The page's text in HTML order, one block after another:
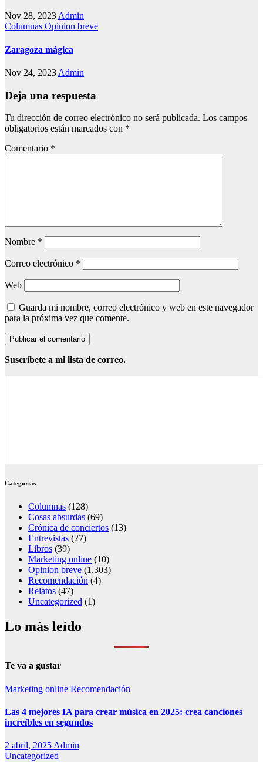
Nov 28, 2023 Admin
Columnas Opinion breve
Zaragoza mágica
Nov 24, 2023 Admin
Deja una respuesta
Tu dirección de correo electrónico no será publicada. Los campos
obligatorios están marcados con *
Comentario *
Nombre *
Correo electrónico *
Web
Guarda mi nombre, correo electrónico y web en este navegador
para la próxima vez que comente.
Suscríbete a mi lista de correo.
Categorías
Columnas (128)
Cosas absurdas (69)
Crónica de conciertos (13)
Entrevistas (27)
Libros (39)
Marketing online (10)
Opinion breve (1.303)
Recomendación (4)
Relatos (47)
Uncategorized (1)
Lo más leído
Te va a gustar
Marketing online Recomendación
Las 4 mejores IA para crear música en 2025: crea canciones
increíbles en segundos
2 abril, 2025 Admin
Uncategorized